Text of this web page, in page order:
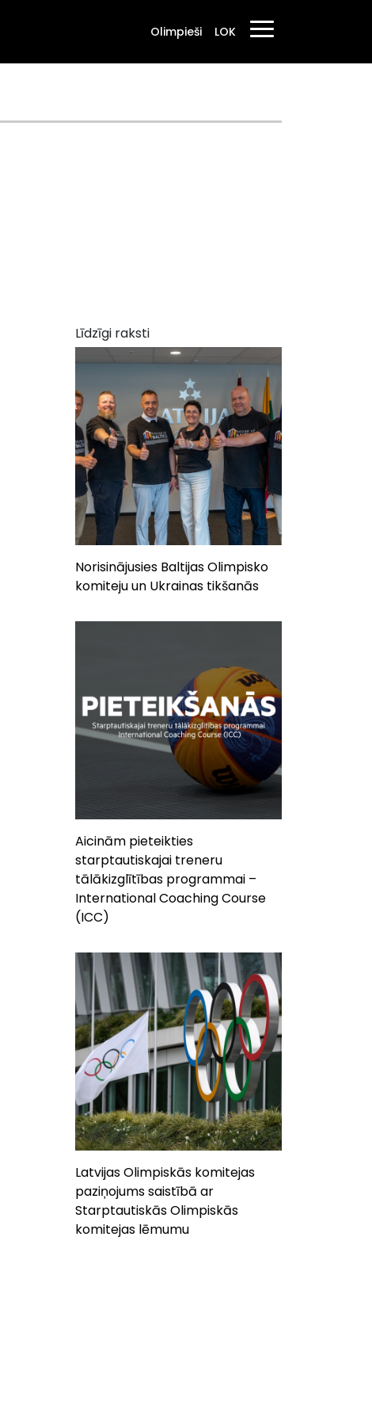
Olimpieši LOK
Līdzīgi raksti
Norisinājusies Baltijas Olimpisko
komiteju un Ukrainas tikšanās
Aicinām pieteikties
starptautiskajai treneru
tālākizglītības programmai –
International Coaching Course
(ICC)
Latvijas Olimpiskās komitejas
paziņojums saistībā ar
Starptautiskās Olimpiskās
komitejas lēmumu